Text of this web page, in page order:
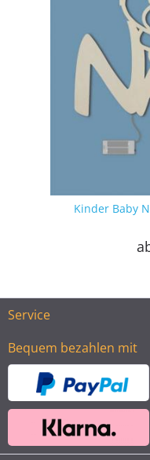
Kinder Baby
Service
Bequem bezahlen mit